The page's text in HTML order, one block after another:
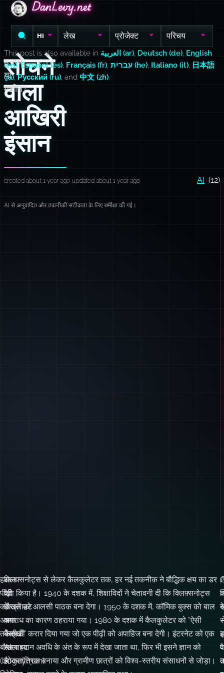
DanLevy.net
DanLevy.net
DanLevy.net
HI लेख प्रोजेक्ट परिचय
सोचने
वाला
आखिरी
इंसान
मनुष्य
या
मशीन?
This post is also available in العربية (ar), Deutsch (de), English
(en),Español (es), Français (fr), עברית (he), Italiano (it), 日本語
(ja),Русский (ru), and 中文 (zh).
created about 1 year ago updated about 1 year ago AI (12)
AI से अनुवादित और तकनीकी सटीकता के लिए समीक्षा की गई।
हर
पीढ़ी
को
अपना
तकनीकी
बौखलाहट
(bogeyman)
आज
की
बौखलाहट
का
केंद्र
AI
है,
क्लिफ़्सनोट्स से लेकर कैलकुलेटर तक, हर नई तकनीक ने बौद्धिक क्षय का डर
पैदा किया है। 1940 के दशक में, शिक्षाविदों ने चेतावनी दी कि क्लिफ़्सनोट्स
छात्रों को आलसी पाठक बना देगा। 1950 के दशक में, कॉमिक बुक्स को बाल
अपराध का कारण ठहराया गया। 1980 के दशक में कैलकुलेटर को “ऐसी
बैसाखी” करार दिया गया जो एक पीढ़ी को अपाहिज बना देगी। इंटरनेट को एक
समय ध्यान अवधि के अंत के रूप में देखा जाता था, फिर भी इसने ज्ञान को
लोकतांत्रिक बनाया और ग्रामीण छात्रों को विश्व-स्तरीय संसाधनों से जोड़ा।